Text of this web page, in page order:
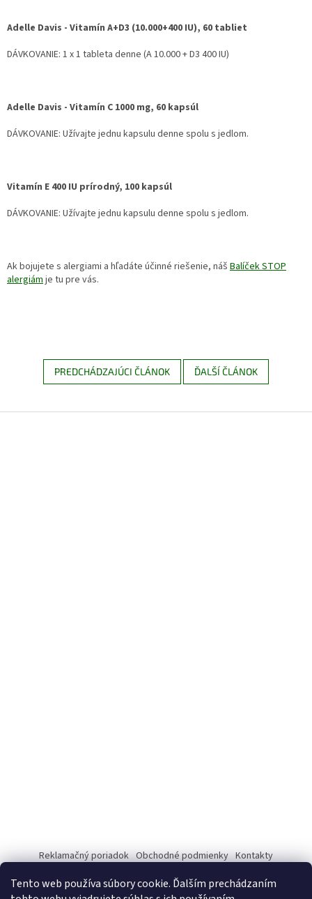
Tento web používa súbory cookie. Ďalším prechádzaním
Adelle Davis - Vitamín A+D3 (10.000+400 IU), 60 tabliet
DÁVKOVANIE: 1 x 1 tableta denne (A 10.000 + D3 400 IU)
Adelle Davis - Vitamín C 1000 mg, 60 kapsúl
DÁVKOVANIE: Užívajte jednu kapsulu denne spolu s jedlom.
Vitamín E 400 IU prírodný, 100 kapsúl
DÁVKOVANIE: Užívajte jednu kapsulu denne spolu s jedlom.
Ak bojujete s alergiami a hľadáte účinné riešenie, náš Balíček STOP
alergiám je tu pre vás.
PREDCHÁDZAJÚCI ČLÁNOK ĎALŠÍ ČLÁNOK
Reklamačný poriadok Obchodné podmienky Kontakty